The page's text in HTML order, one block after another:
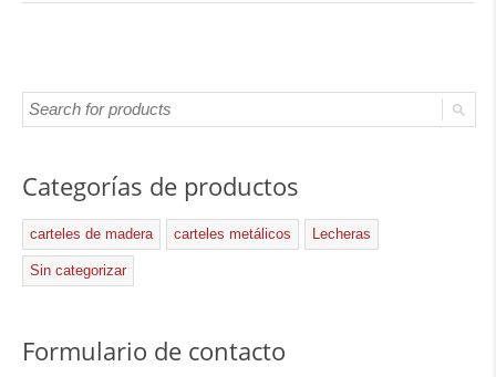
Categorías de productos
carteles de madera carteles metálicos Lecheras
Sin categorizar
Formulario de contacto